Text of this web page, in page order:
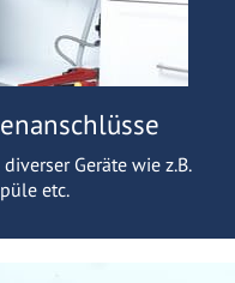
Geräte wie z.B.
etc.